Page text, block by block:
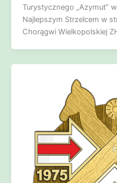
Turystycznego „Azymut”
Najlepszym Strzelcem w
Chorągwi Wielkopolskiej